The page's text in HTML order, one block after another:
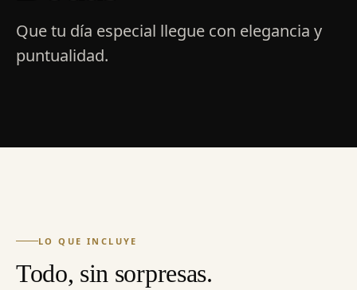
Que tu día especial llegue con elegancia y
puntualidad.
LO QUE INCLUYE
Todo, sin sorpresas.